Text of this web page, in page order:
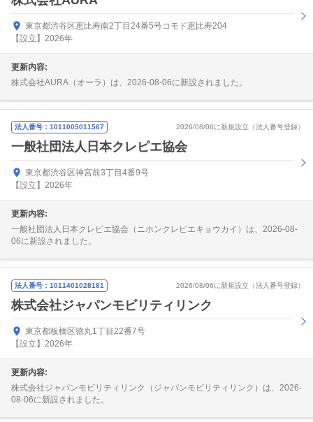
東京都渋谷区恵比寿南2丁目24番5号コモド恵比寿204
【設立】2026年
更新内容:
株式会社AURA（オーラ）は、2026-08-06に新設されました。
法人番号：1011005011567 2026/08/06に新規設立（法人番号登録）
一般社団法人日本クレピエ協会
東京都渋谷区神宮前3丁目4番9号
【設立】2026年
更新内容:
一般社団法人日本クレピエ協会（ニホンクレピエキョウカイ）は、2026-08-
06に新設されました。
法人番号：1011401028181 2026/08/06に新規設立（法人番号登録）
株式会社ジャパンモビリティリンク
東京都板橋区徳丸1丁目22番7号
【設立】2026年
更新内容:
株式会社ジャパンモビリティリンク（ジャパンモビリティリンク）は、2026-
08-06に新設されました。